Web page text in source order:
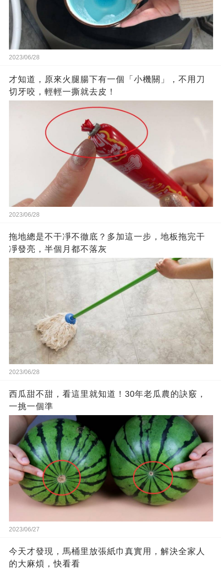
2023/06/28
才知道，原來火腿腸下有一個「小機關」，不用刀
切牙咬，輕輕一撕就去皮！
2023/06/28
拖地總是不干凈不徹底？多加這一步，地板拖完干
凈發亮，半個月都不落灰
2023/06/28
西瓜甜不甜，看這里就知道！30年老瓜農的訣竅，
一挑一個準
2023/06/27
今天才發現，馬桶里放張紙巾真實用，解決全家人
的大麻煩，快看看